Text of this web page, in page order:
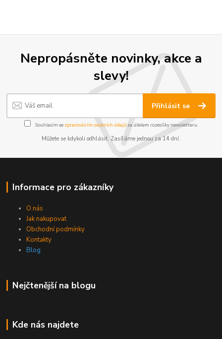
Nepropásněte novinky, akce a
slevy!
Přihlásit se
Souhlasím se zpracováním osobních údajůza účelem rozesílky newsletteru.
Můžete se kdykoli odhlásit. Zasíláme jednou za 14 dní.
Informace pro zákazníky
O nás
Jak nakupovat
Obchodní podmínky
Kontakty
Blog
Nejčtenější na blogu
Kde nás najdete